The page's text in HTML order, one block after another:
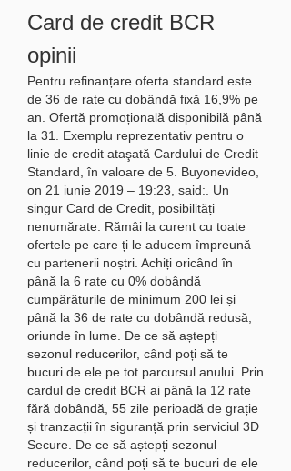
Card de credit BCR
opinii
Pentru refinanțare oferta standard este
de 36 de rate cu dobândă fixă 16,9% pe
an. Ofertă promoțională disponibilă până
la 31. Exemplu reprezentativ pentru o
linie de credit ataşată Cardului de Credit
Standard, în valoare de 5. Buyonevideo,
on 21 iunie 2019 – 19:23, said:. Un
singur Card de Credit, posibilități
nenumărate. Rămâi la curent cu toate
ofertele pe care ți le aducem împreună
cu partenerii noștri. Achiți oricând în
până la 6 rate cu 0% dobândă
cumpărăturile de minimum 200 lei și
până la 36 de rate cu dobândă redusă,
oriunde în lume. De ce să aștepți
sezonul reducerilor, când poți să te
bucuri de ele pe tot parcursul anului. Prin
cardul de credit BCR ai până la 12 rate
fără dobândă, 55 zile perioadă de grație
și tranzacții în siguranță prin serviciul 3D
Secure. De ce să aștepți sezonul
reducerilor, când poți să te bucuri de ele